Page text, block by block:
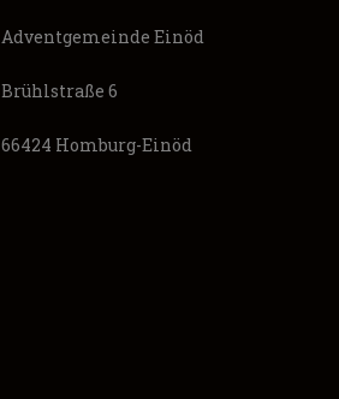
Adventgemeinde Einöd
Brühlstraße 6
66424 Homburg-Einöd